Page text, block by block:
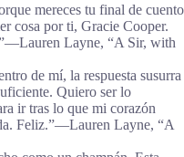
mereces tu final de cuento
cosa por ti, Gracie Cooper.
Layne, “A Sir, with
de mí, la respuesta susurra
Quiero ser lo
ir tras lo que mi corazón
Feliz.”―Lauren Layne, “A